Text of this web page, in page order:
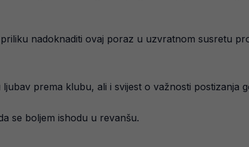
nadoknaditi ovaj poraz u uzvratnom susretu
prema klubu, ali i svijest o važnosti postizanja
se boljem ishodu u revanšu.